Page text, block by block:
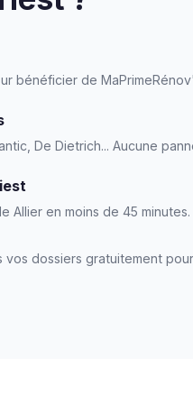
bénéficier de
De Dietrich... Aucune
Allier en moins de 45 minutes.
vos dossiers gratuitement pour